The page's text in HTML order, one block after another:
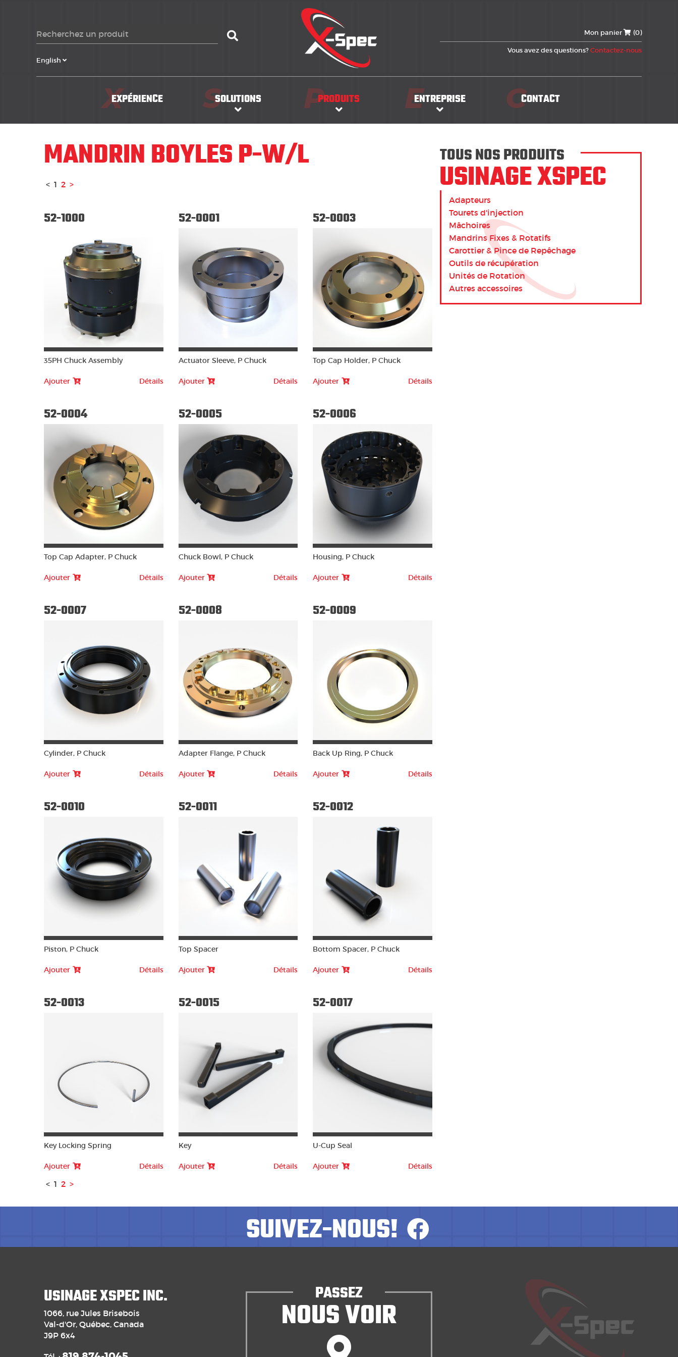
English
Mon panier (0)
Vous avez des questions?Contactez-nous
XEXPÉRIENCE SSOLUTIONS PPRODUITS EENTREPRISE CCONTACT
MANDRIN BOYLES P-W/L
< 1 2 >
52-1000
35PH Chuck Assembly
Ajouter Détails
52-0001
Actuator Sleeve, P Chuck
Ajouter Détails
52-0003
Top Cap Holder, P Chuck
Ajouter Détails
52-0004
Top Cap Adapter, P Chuck
Ajouter Détails
52-0005
Chuck Bowl, P Chuck
Ajouter Détails
52-0006
Housing, P Chuck
Ajouter Détails
52-0007
Cylinder, P Chuck
Ajouter Détails
52-0008
Adapter Flange, P Chuck
Ajouter Détails
52-0009
Back Up Ring, P Chuck
Ajouter Détails
52-0010
Piston, P Chuck
Ajouter Détails
52-0011
Top Spacer
Ajouter Détails
52-0012
Bottom Spacer, P Chuck
Ajouter Détails
52-0013
Key Locking Spring
Ajouter Détails
52-0015
Key
Ajouter Détails
52-0017
U-Cup Seal
Ajouter Détails
< 1 2 >
TOUS NOS PRODUITS
USINAGE XSPEC
Adapteurs
Tourets d'injection
Mâchoires
Mandrins Fixes & Rotatifs
Carottier & Pince de Repêchage
Outils de récupération
Unités de Rotation
Autres accessoires
SUIVEZ-NOUS!
USINAGE XSPEC INC.
1066, rue Jules Brisebois
Val-d'Or, Québec, Canada
J9P 6x4
PASSEZ
NOUS VOIR